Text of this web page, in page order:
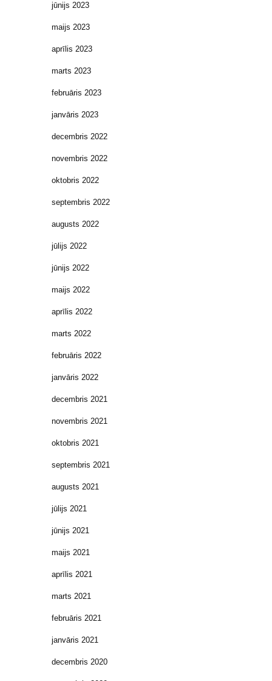
jūnijs 2023
maijs 2023
aprīlis 2023
marts 2023
februāris 2023
janvāris 2023
decembris 2022
novembris 2022
oktobris 2022
septembris 2022
augusts 2022
jūlijs 2022
jūnijs 2022
maijs 2022
aprīlis 2022
marts 2022
februāris 2022
janvāris 2022
decembris 2021
novembris 2021
oktobris 2021
septembris 2021
augusts 2021
jūlijs 2021
jūnijs 2021
maijs 2021
aprīlis 2021
marts 2021
februāris 2021
janvāris 2021
decembris 2020